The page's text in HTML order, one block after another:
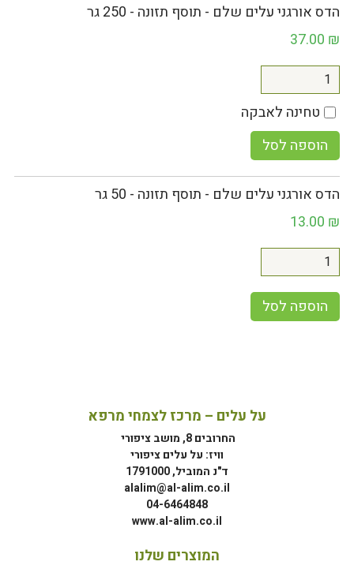
הדס אורגני עלים שלם - תוסף תזונה - 250 גר
37.00 ₪
טחינה לאבקה
הוספה לסל
הדס אורגני עלים שלם - תוסף תזונה - 50 גר
13.00 ₪
הוספה לסל
על עלים – מרכז לצמחי מרפא
החרובים 8, מושב ציפורי
וויז: על עלים ציפורי
ד"נ המוביל, 1791000
alalim@al-alim.co.il
04-6464848
www.al-alim.co.il
המוצרים שלנו